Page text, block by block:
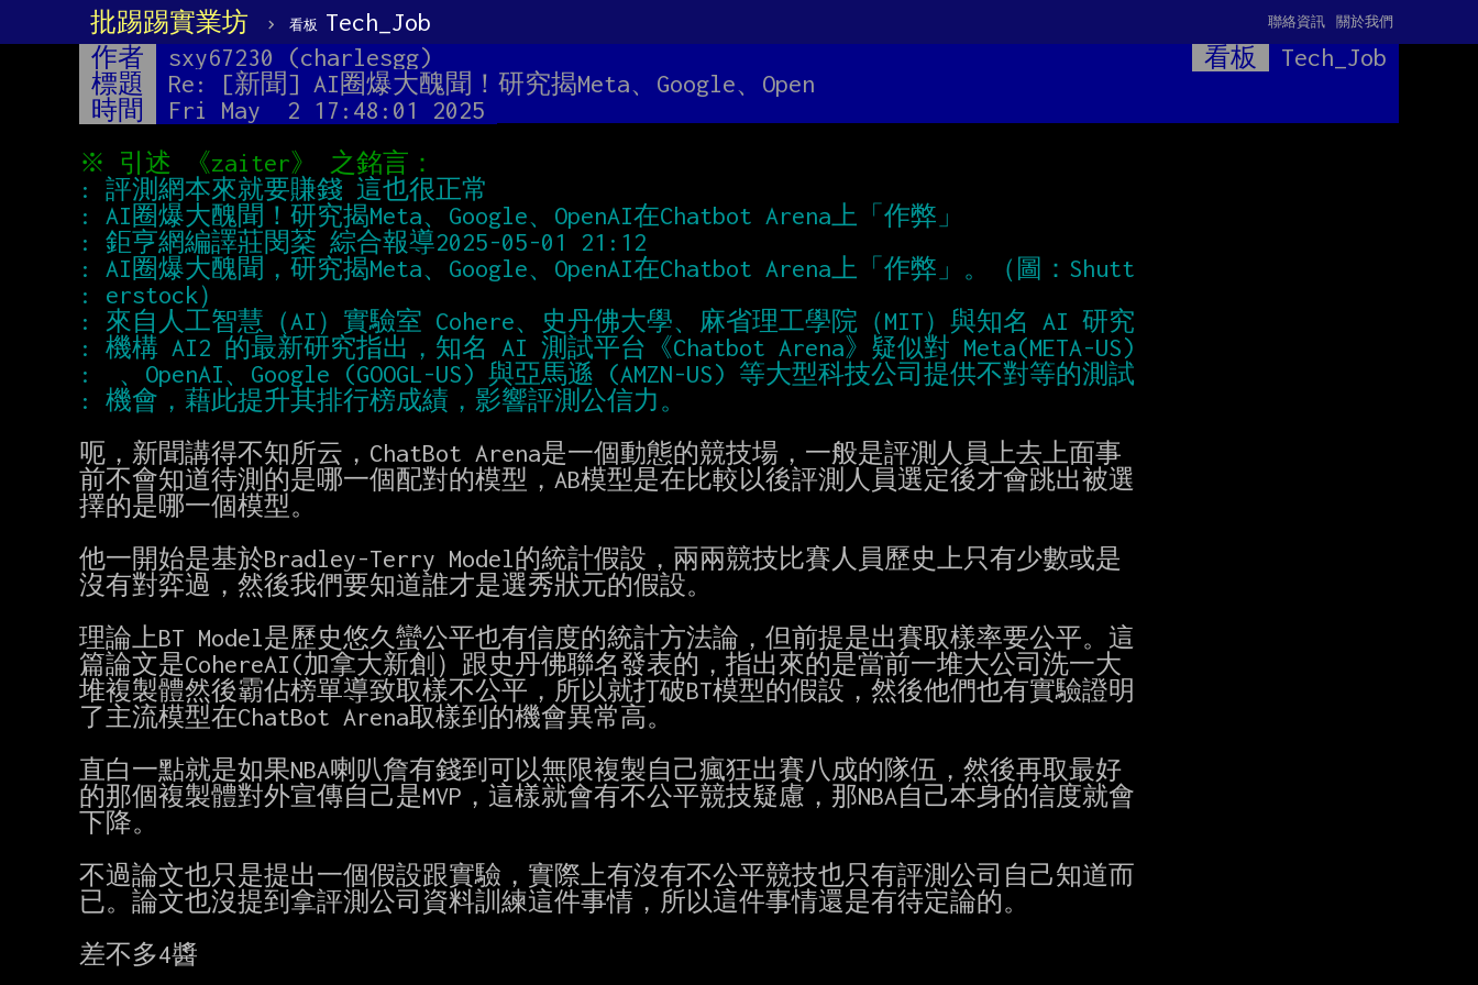
批踢踢實業坊 › 看板 Tech_Job 關於我們
聯絡資訊
作者 sxy67230 (charlesgg) 看板
Tech_Job
標題
Re: [新聞] AI圈爆大醜聞！研究揭Meta、Google、Open
時間
Fri May  2 17:48:01 2025
※ 引述 《zaiter》 之銘言：
: 評測網本來就要賺錢 這也很正常
: AI圈爆大醜聞！研究揭Meta、Google、OpenAI在Chatbot Arena上「作弊」
: 鉅亨網編譯莊閔棻 綜合報導2025-05-01 21:12
: AI圈爆大醜聞，研究揭Meta、Google、OpenAI在Chatbot Arena上「作弊」。（圖：Shutt
: erstock）
: 來自人工智慧（AI）實驗室 Cohere、史丹佛大學、麻省理工學院（MIT）與知名 AI 研究
: 機構 AI2 的最新研究指出，知名 AI 測試平台《Chatbot Arena》疑似對 Meta(META-US)
:  、OpenAI、Google (GOOGL-US) 與亞馬遜 (AMZN-US) 等大型科技公司提供不對等的測試
: 機會，藉此提升其排行榜成績，影響評測公信力。
呃，新聞講得不知所云，ChatBot Arena是一個動態的競技場，一般是評測人員上去上面事
前不會知道待測的是哪一個配對的模型，AB模型是在比較以後評測人員選定後才會跳出被選
擇的是哪一個模型。
他一開始是基於Bradley-Terry Model的統計假設，兩兩競技比賽人員歷史上只有少數或是
沒有對弈過，然後我們要知道誰才是選秀狀元的假設。
理論上BT Model是歷史悠久蠻公平也有信度的統計方法論，但前提是出賽取樣率要公平。這
篇論文是CohereAI(加拿大新創）跟史丹佛聯名發表的，指出來的是當前一堆大公司洗一大
堆複製體然後霸佔榜單導致取樣不公平，所以就打破BT模型的假設，然後他們也有實驗證明
了主流模型在ChatBot Arena取樣到的機會異常高。
直白一點就是如果NBA喇叭詹有錢到可以無限複製自己瘋狂出賽八成的隊伍，然後再取最好
的那個複製體對外宣傳自己是MVP，這樣就會有不公平競技疑慮，那NBA自己本身的信度就會
下降。
不過論文也只是提出一個假設跟實驗，實際上有沒有不公平競技也只有評測公司自己知道而
已。論文也沒提到拿評測公司資料訓練這件事情，所以這件事情還是有待定論的。
差不多4醬